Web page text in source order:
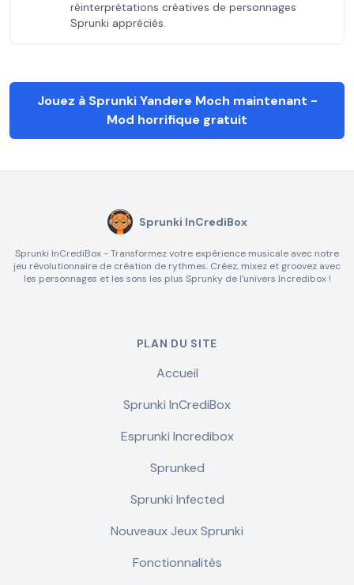
réinterprétations créatives de personnages
Sprunki appréciés.
Jouez à Sprunki Yandere Moch maintenant -
Mod horrifique gratuit
Sprunki InCrediBox
Sprunki InCrediBox - Transformez votre expérience musicale avec notre
jeu révolutionnaire de création de rythmes. Créez, mixez et groovez avec
les personnages et les sons les plus Sprunky de l'univers Incredibox !
PLAN DU SITE
Accueil
Sprunki InCrediBox
Esprunki Incredibox
Sprunked
Sprunki Infected
Nouveaux Jeux Sprunki
Fonctionnalités